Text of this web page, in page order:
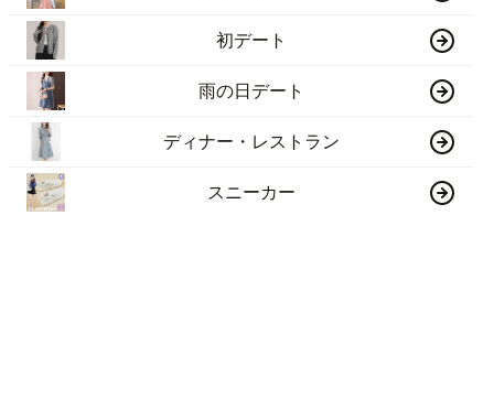
初デート
雨の日デート
ディナー・レストラン
スニーカー